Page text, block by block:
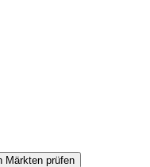
Märkten prüfen